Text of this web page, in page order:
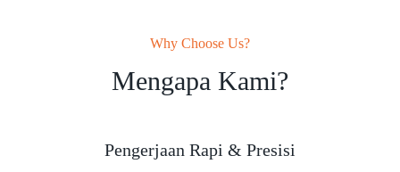
Why Choose Us?
Mengapa Kami?
Pengerjaan Rapi & Presisi